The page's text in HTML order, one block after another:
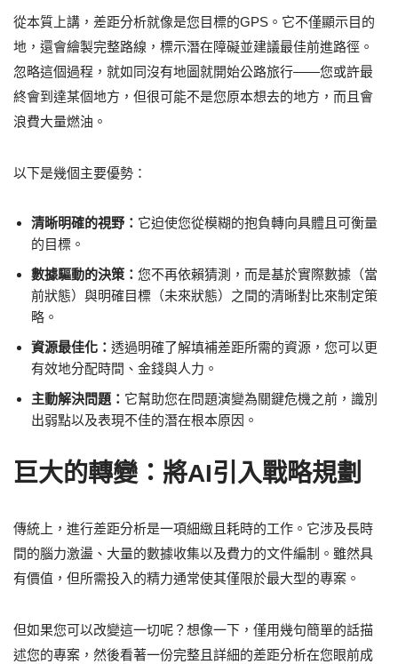
從本質上講，差距分析就像是您目標的GPS。它不僅顯示目的
地，還會繪製完整路線，標示潛在障礙並建議最佳前進路徑。
忽略這個過程，就如同沒有地圖就開始公路旅行——您或許最
終會到達某個地方，但很可能不是您原本想去的地方，而且會
浪費大量燃油。
以下是幾個主要優勢：
清晰明確的視野： 它迫使您從模糊的抱負轉向具體且可衡量
的目標。
數據驅動的決策： 您不再依賴猜測，而是基於實際數據（當
前狀態）與明確目標（未來狀態）之間的清晰對比來制定策
略。
資源最佳化： 透過明確了解填補差距所需的資源，您可以更
有效地分配時間、金錢與人力。
主動解決問題： 它幫助您在問題演變為關鍵危機之前，識別
出弱點以及表現不佳的潛在根本原因。
巨大的轉變：將AI引入戰略規劃
傳統上，進行差距分析是一項細緻且耗時的工作。它涉及長時
間的腦力激盪、大量的數據收集以及費力的文件編制。雖然具
有價值，但所需投入的精力通常使其僅限於最大型的專案。
但如果您可以改變這一切呢？想像一下，僅用幾句簡單的話描
述您的專案，然後看著一份完整且詳細的差距分析在您眼前成